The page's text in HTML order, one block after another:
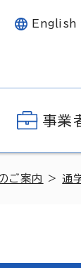
English
事業
ご案内 >通